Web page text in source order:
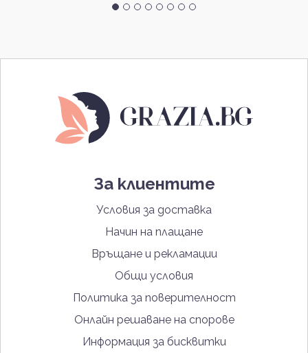
За клиентите
Условия за доставка
Начин на плащане
Връщане и рекламации
Общи условия
Политика за поверителност
Онлайн решаване на спорове
Информация за бисквитки